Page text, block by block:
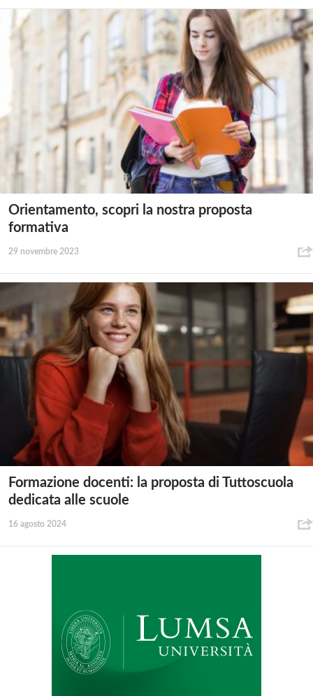
Orientamento, scopri la nostra proposta
formativa
29 novembre 2023
Formazione docenti: la proposta di Tuttoscuola
dedicata alle scuole
16 agosto 2024